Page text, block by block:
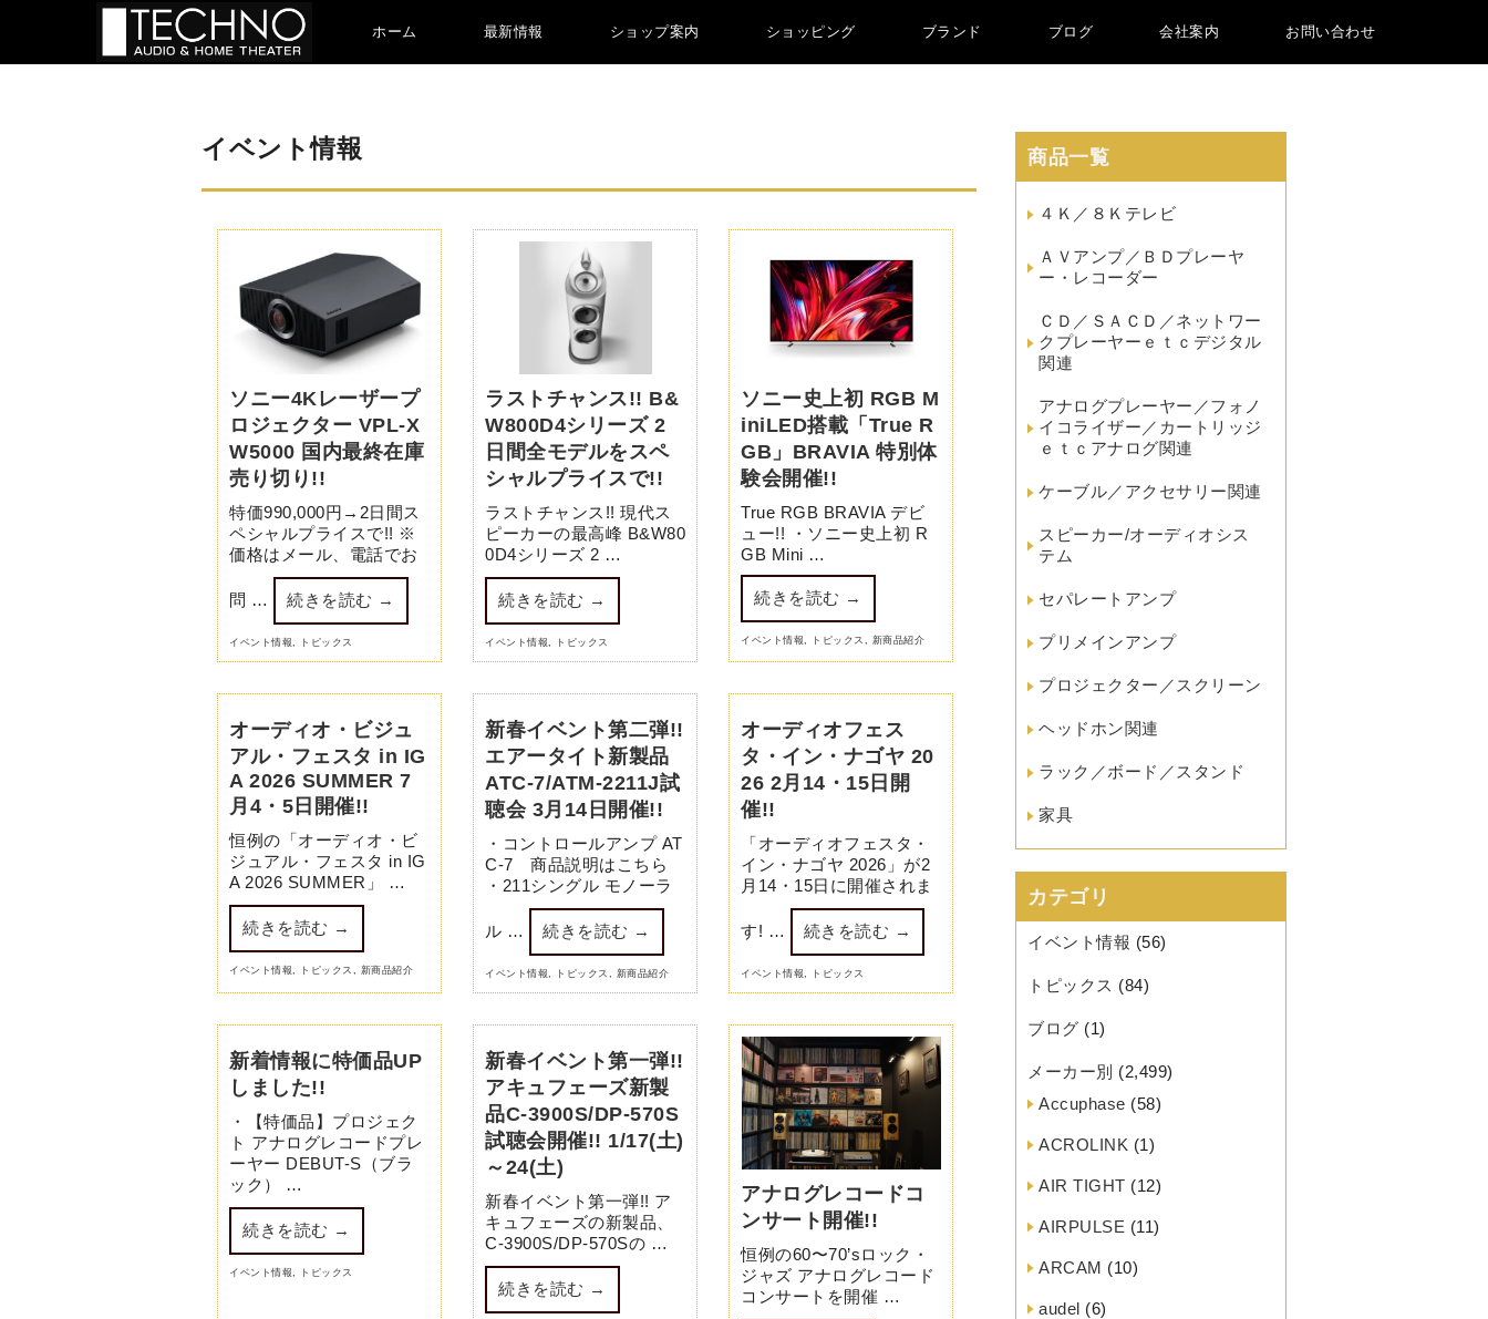
ホーム 最新情報 ショップ案内 ショッピング ブランド ブログ 会社案内 お問い合わせ
イベント情報
ソニー4Kレーザープ
ロジェクター VPL-X
W5000 国内最終在庫
売り切り!!
特価990,000円→2日間ス
ペシャルプライスで!! ※
価格はメール、電話でお
問 … 続きを読む →
イベント情報, トピックス
ラストチャンス!! B&
W800D4シリーズ 2
日間全モデルをスペ
シャルプライスで!!
ラストチャンス!! 現代ス
ピーカーの最高峰 B&W80
0D4シリーズ 2 …
続きを読む →
イベント情報, トピックス
ソニー史上初 RGB M
iniLED搭載「True R
GB」BRAVIA 特別体
験会開催!!
True RGB BRAVIA デビ
ュー!! ・ソニー史上初 R
GB Mini …
続きを読む →
イベント情報, トピックス , 新商品紹介
オーディオ・ビジュ
アル・フェスタ in IG
A 2026 SUMMER 7
月4・5日開催!!
恒例の「オーディオ・ビ
ジュアル・フェスタ in IG
A 2026 SUMMER」 …
続きを読む →
イベント情報, トピックス , 新商品紹介
新春イベント第二弾!!
エアータイト新製品
ATC-7/ATM-2211J試
聴会 3月14日開催!!
・コントロールアンプ AT
C-7 商品説明はこちら
・211シングル モノーラ
ル … 続きを読む →
イベント情報, トピックス , 新商品紹介
オーディオフェス
タ・イン・ナゴヤ 20
26 2月14・15日開
催!!
「オーディオフェスタ・
イン・ナゴヤ 2026」が2
月14・15日に開催されま
す! … 続きを読む →
イベント情報, トピックス
新着情報に特価品UP
しました!!
・【特価品】プロジェク
ト アナログレコードプレ
ーヤー DEBUT-S（ブラ
ック） …
続きを読む →
イベント情報, トピックス
新春イベント第一弾!!
アキュフェーズ新製
品C-3900S/DP-570S
試聴会開催!! 1/17(土)
～24(土)
新春イベント第一弾!! ア
キュフェーズの新製品、
C-3900S/DP-570Sの …
続きを読む →
アナログレコードコ
ンサート開催!!
恒例の60〜70’sロック・
ジャズ アナログレコード
コンサートを開催 …
商品一覧
４Ｋ／８Ｋテレビ
ＡＶアンプ／ＢＤプレーヤ
ー・レコーダー
ＣＤ／ＳＡＣＤ／ネットワー
クプレーヤーｅｔｃデジタル
関連
アナログプレーヤー／フォノ
イコライザー／カートリッジ
ｅｔｃアナログ関連
ケーブル／アクセサリー関連
スピーカー/オーディオシス
テム
セパレートアンプ
プリメインアンプ
プロジェクター／スクリーン
ヘッドホン関連
ラック／ボード／スタンド
家具
カテゴリ
イベント情報 (56)
トピックス (84)
ブログ (1)
メーカー別 (2,499)
Accuphase (58)
ACROLINK (1)
AIR TIGHT (12)
AIRPULSE (11)
ARCAM (10)
audel (6)